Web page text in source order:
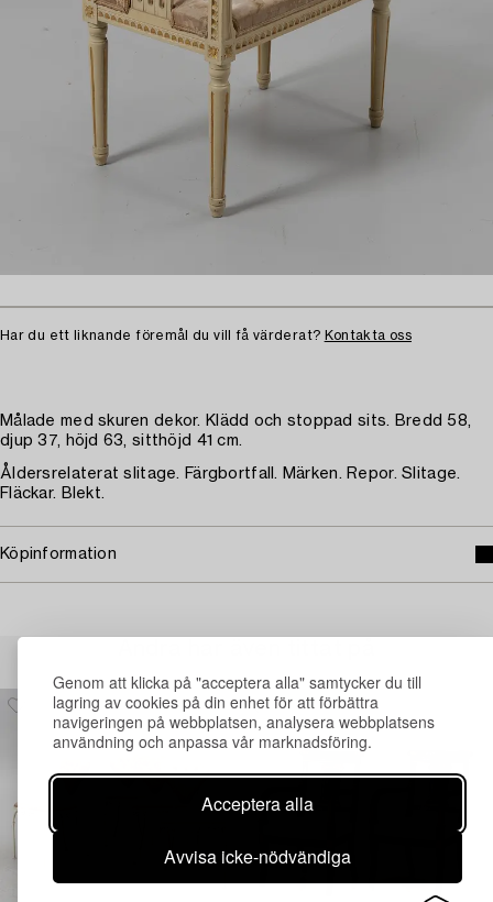
Genom att klicka på "acceptera alla" samtycker du till
lagring av cookies på din enhet för att förbättra
navigeringen på webbplatsen, analysera webbplatsens
användning och anpassa vår marknadsföring.
Acceptera alla
Avvisa icke-nödvändiga
Har du ett liknande föremål du vill få värderat? Kontakta oss
Målade med skuren dekor. Klädd och stoppad sits. Bredd 58,
djup 37, höjd 63, sitthöjd 41 cm.
Åldersrelaterat slitage. Färgbortfall. Märken. Repor. Slitage.
Fläckar. Blekt.
Köpinformation